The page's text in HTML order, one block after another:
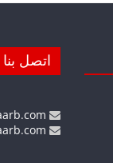
اتصل بنا